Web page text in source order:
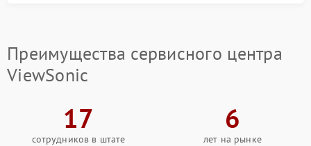
Преимущества сервисного центра
ViewSonic
17
сотрудников в штате
6
лет на рынке